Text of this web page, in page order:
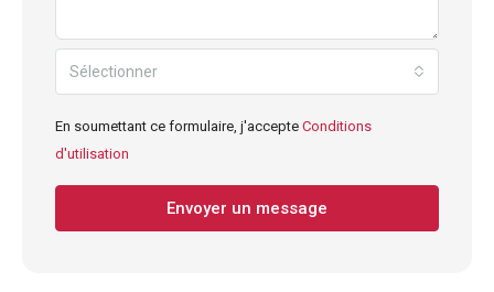
Sélectionner
En soumettant ce formulaire, j'accepte Conditions
d'utilisation
Envoyer un message